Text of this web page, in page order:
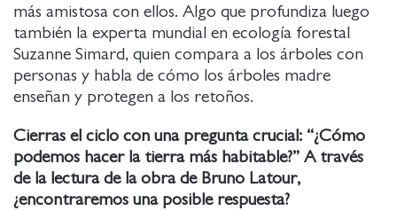
más amistosa con ellos. Algo que profundiza luego
también la experta mundial en ecología forestal
Suzanne Simard, quien compara a los árboles con
personas y habla de cómo los árboles madre
enseñan y protegen a los retoños.
Cierras el ciclo con una pregunta crucial: “¿Cómo
podemos hacer la tierra más habitable?” A través
de la lectura de la obra de Bruno Latour,
¿encontraremos una posible respuesta?